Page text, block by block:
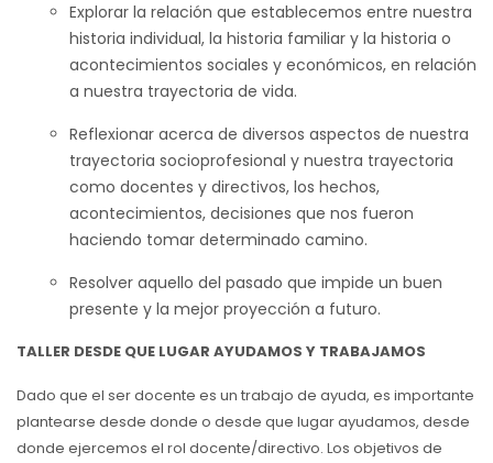
Explorar la relación que establecemos entre nuestra
historia individual, la historia familiar y la historia o
acontecimientos sociales y económicos, en relación
a nuestra trayectoria de vida.
Reflexionar acerca de diversos aspectos de nuestra
trayectoria socioprofesional y nuestra trayectoria
como docentes y directivos, los hechos,
acontecimientos, decisiones que nos fueron
haciendo tomar determinado camino.
Resolver aquello del pasado que impide un buen
presente y la mejor proyección a futuro.
TALLER DESDE QUE LUGAR AYUDAMOS Y TRABAJAMOS
Dado que el ser docente es un trabajo de ayuda, es importante
plantearse desde donde o desde que lugar ayudamos, desde
donde ejercemos el rol docente/directivo. Los objetivos de